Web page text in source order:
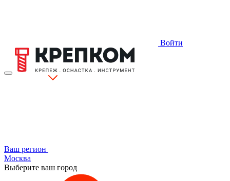
Войти
Ваш регион
Москва
Выберите ваш город